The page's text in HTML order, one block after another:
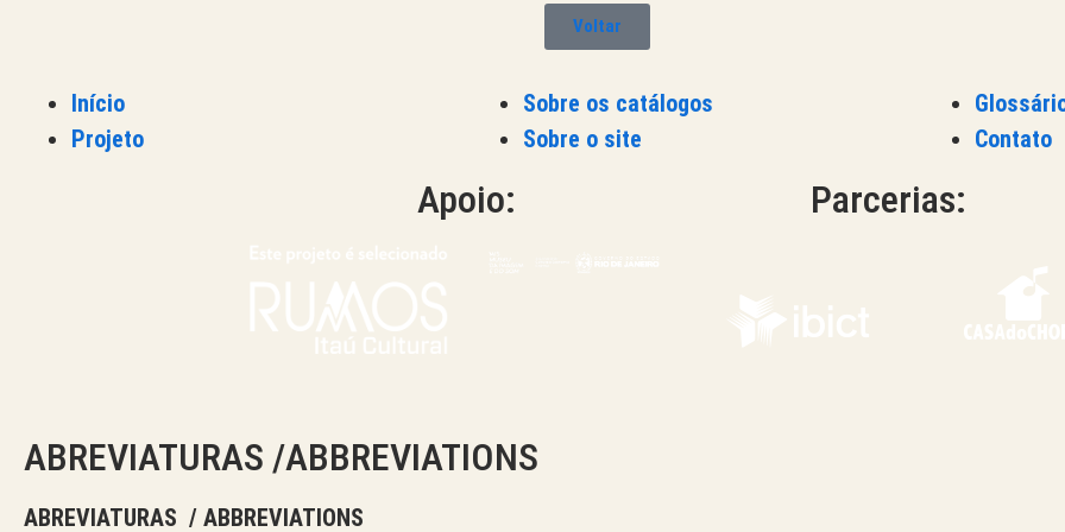
Voltar
Início
Projeto
Sobre os catálogos
Sobre o site
Contato
Apoio: Parcerias:
ABREVIATURAS /ABBREVIATIONS
ABREVIATURAS / ABBREVIATIONS